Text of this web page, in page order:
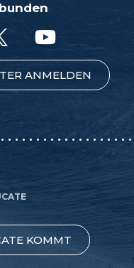
ANMELDEN
KOMMT